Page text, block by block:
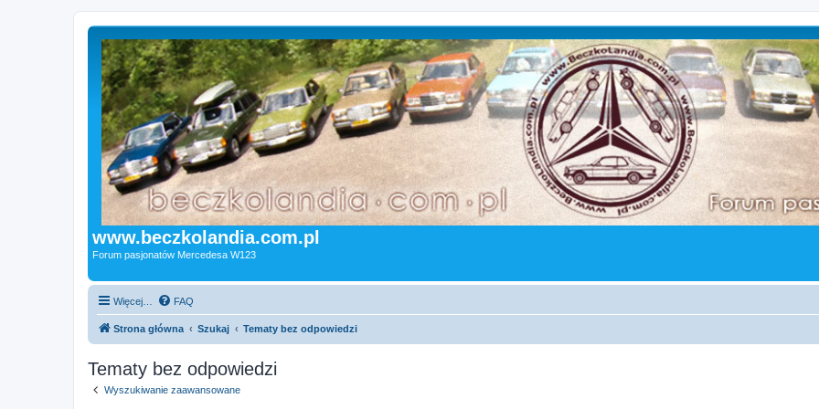
www.beczkolandia.com.pl
Forum pasjonatów Mercedesa W123
Więcej… FAQ
Strona główna Szukaj Tematy bez odpowiedzi
Tematy bez odpowiedzi
Wyszukiwanie zaawansowane